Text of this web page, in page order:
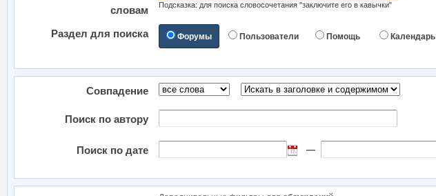
словам
Подсказка: для поиска словосочетания "заключите его в кавычки"
Раздел для поиска Форумы Пользователи Помощь Календарь
Совпадение
Поиск по автору
Поиск по дате —